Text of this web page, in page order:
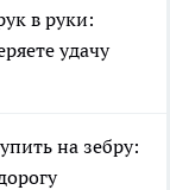
в руки:
удачу
на зебру: